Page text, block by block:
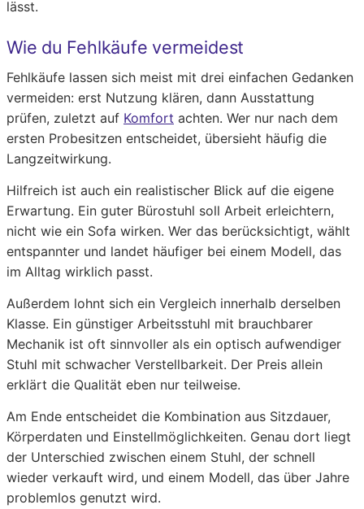
lässt.
Wie du Fehlkäufe vermeidest
Fehlkäufe lassen sich meist mit drei einfachen Gedanken
vermeiden: erst Nutzung klären, dann Ausstattung
prüfen, zuletzt auf Komfort achten. Wer nur nach dem
ersten Probesitzen entscheidet, übersieht häufig die
Langzeitwirkung.
Hilfreich ist auch ein realistischer Blick auf die eigene
Erwartung. Ein guter Bürostuhl soll Arbeit erleichtern,
nicht wie ein Sofa wirken. Wer das berücksichtigt, wählt
entspannter und landet häufiger bei einem Modell, das
im Alltag wirklich passt.
Außerdem lohnt sich ein Vergleich innerhalb derselben
Klasse. Ein günstiger Arbeitsstuhl mit brauchbarer
Mechanik ist oft sinnvoller als ein optisch aufwendiger
Stuhl mit schwacher Verstellbarkeit. Der Preis allein
erklärt die Qualität eben nur teilweise.
Am Ende entscheidet die Kombination aus Sitzdauer,
Körperdaten und Einstellmöglichkeiten. Genau dort liegt
der Unterschied zwischen einem Stuhl, der schnell
wieder verkauft wird, und einem Modell, das über Jahre
problemlos genutzt wird.